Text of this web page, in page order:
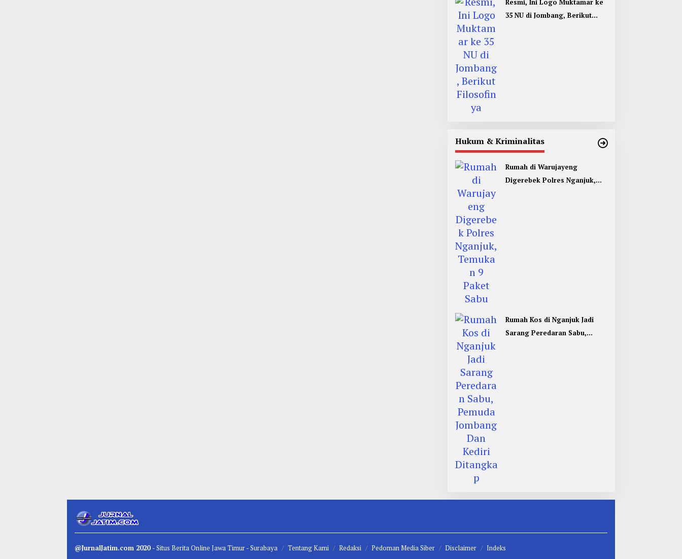
35 NU di Jombang, Berikut
Hukum & Kriminalitas
Rumah di Warujayeng
Digerebek Polres Nganjuk,
Rumah Kos di Nganjuk Jadi
Sarang Peredaran Sabu,
@JurnalJatim.com 2020 - Situs BeritaOnline Jawa Timur -Surabaya Tentang Kami Redaksi Pedoman Media Siber Disclaimer Indeks